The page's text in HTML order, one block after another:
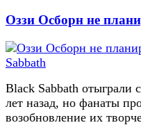
Оззи Осборн не
Black Sabbath отыграли
лет назад, но фанаты
возобновление их